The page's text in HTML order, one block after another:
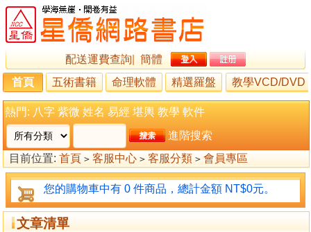
配送運費查詢
簡體
首頁
五術書籍 命理軟體 精選羅盤 教學VCD/DVD
熱門: 八字 紫微 姓名 易經 堪輿 教學 軟件
進階搜索
目前位置: 首頁 > 客服中心 > 客服分類 > 會員專區
您的購物車中有 0 件商品，總計金額 NT$0元。
文章清單